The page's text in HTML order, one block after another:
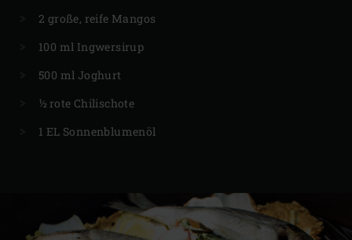
2 große, reife Mangos
100 ml Ingwersirup
500 ml Joghurt
½ rote Chilischote
1 EL Sonnenblumenöl